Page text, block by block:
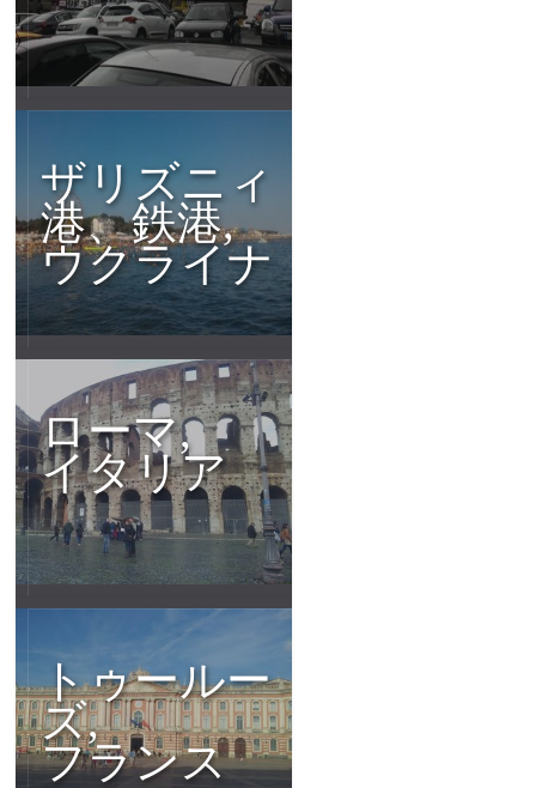
ザリズニィ
港、鉄港,
ウクライナ
ローマ,
イタリア
トゥールー
ズ,
フランス